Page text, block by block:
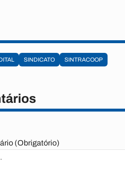
SINDICATO SINTRACOOP
(Obrigatório)